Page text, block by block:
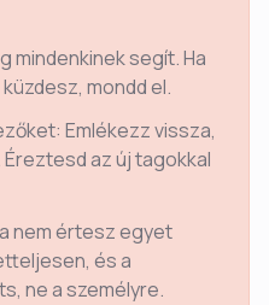
mindenkinek segít. Ha
mondd el.
Emlékezz vissza,
az új tagokkal
nem értesz egyet
és a
ne a személyre.